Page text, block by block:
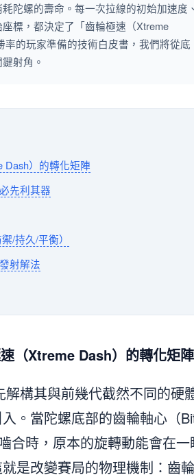
陀螺的壽命。每一次拉線的初始加速度
標，都決定了「齒輪極速（Xtreme
的玩家準備的技術白皮書，我們將從底
射角。
Dash）的轉化矩陣
先利其器
/持久/平衡）
射解法
（Xtreme Dash）的轉化矩陣
解構其與前幾代截然不同的硬
。當陀螺底部的齒輪軸心（
合時，原本的旋轉動能會在一
是改變賽局的物理機制：齒